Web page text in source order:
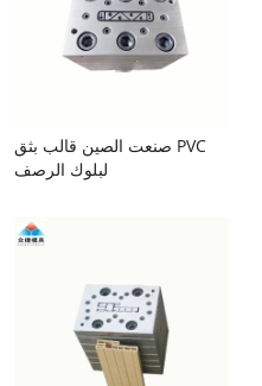
صنعت الصين قالب بثق PVC
لبلوك الرصف